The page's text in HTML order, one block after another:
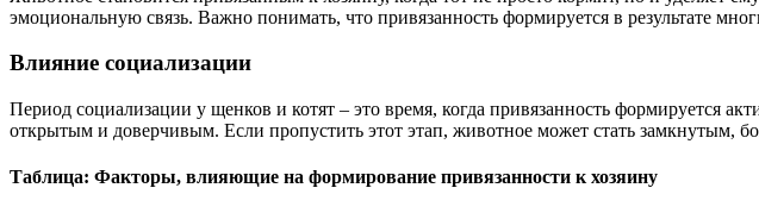
эмоциональную связь. Важно понимать, что привязанность формируется в результате
Влияние социализации
Период социализации у щенков и котят – это время, когда привязанность формируется
открытым и доверчивым. Если пропустить этот этап, животное может стать замкнутым,
Таблица: Факторы, влияющие на формирование привязанности к хозяину